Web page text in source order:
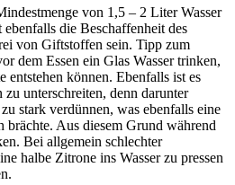
von 1,5 – 2 Liter Wasser
die Beschaffenheit des
von Giftstoffen sein. Tipp zum
dem Essen ein Glas Wasser trinken,
entstehen können. Ebenfalls ist es
unterschreiten, denn darunter
stark verdünnen, was ebenfalls eine
brächte. Aus diesem Grund während
Bei allgemein schlechter
halbe Zitrone ins Wasser zu pressen